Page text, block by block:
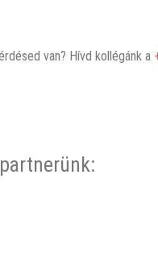
van? Hívd kollégánk a